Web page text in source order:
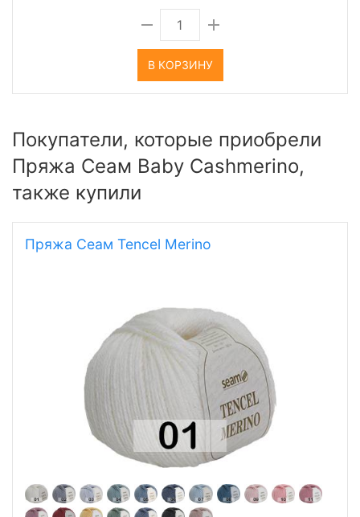
В КОРЗИНУ
Покупатели, которые приобрели
Пряжа Сеам Baby Cashmerino,
также купили
Пряжа Сеам Tencel Merino